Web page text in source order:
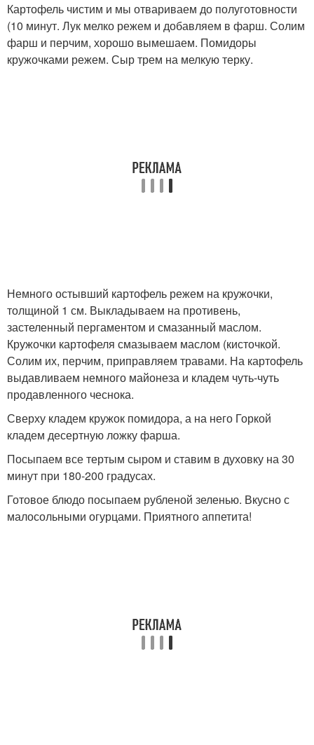
Картофель чистим и мы отвариваем до полуготовности
(10 минут. Лук мелко режем и добавляем в фарш. Солим
фарш и перчим, хорошо вымешаем. Помидоры
кружочками режем. Сыр трем на мелкую терку.
Немного остывший картофель режем на кружочки,
толщиной 1 см. Выкладываем на противень,
застеленный пергаментом и смазанный маслом.
Кружочки картофеля смазываем маслом (кисточкой.
Солим их, перчим, приправляем травами. На картофель
выдавливаем немного майонеза и кладем чуть-чуть
продавленного чеснока.
Сверху кладем кружок помидора, а на него Горкой
кладем десертную ложку фарша.
Посыпаем все тертым сыром и ставим в духовку на 30
минут при 180-200 градусах.
Готовое блюдо посыпаем рубленой зеленью. Вкусно с
малосольными огурцами. Приятного аппетита!